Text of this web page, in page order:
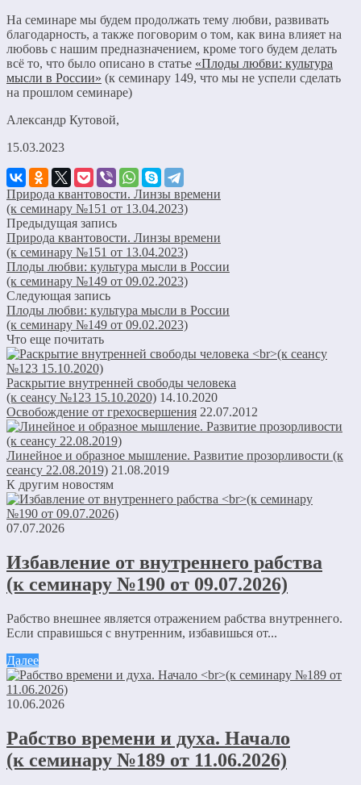
На семинаре мы будем продолжать тему любви, развивать
благодарность, а также поговорим о том, как вина влияет на
любовь с нашим предназначением, кроме того будем делать
всё то, что было описано в статье «Плоды любви: культура
мысли в России» (к семинару 149, что мы не успели сделать
на прошлом семинаре)
Александр Кутовой,
15.03.2023
Природа квантовости. Линзы времени
(к семинару №151 от 13.04.2023)
Предыдущая запись
Природа квантовости. Линзы времени
(к семинару №151 от 13.04.2023)
Плоды любви: культура мысли в России
(к семинару №149 от 09.02.2023)
Следующая запись
Плоды любви: культура мысли в России
(к семинару №149 от 09.02.2023)
Что еще почитать
Раскрытие внутренней свободы человека
(к сеансу №123 15.10.2020) 14.10.2020
Освобождение от грехосвершения 22.07.2012
Линейное и образное мышление. Развитие прозорливости (к
сеансу 22.08.2019) 21.08.2019
К другим новостям
07.07.2026
Избавление от внутреннего рабства
(к семинару №190 от 09.07.2026)
Рабство внешнее является отражением рабства внутреннего.
Если справишься с внутренним, избавишься от...
Далее
10.06.2026
Рабство времени и духа. Начало
(к семинару №189 от 11.06.2026)